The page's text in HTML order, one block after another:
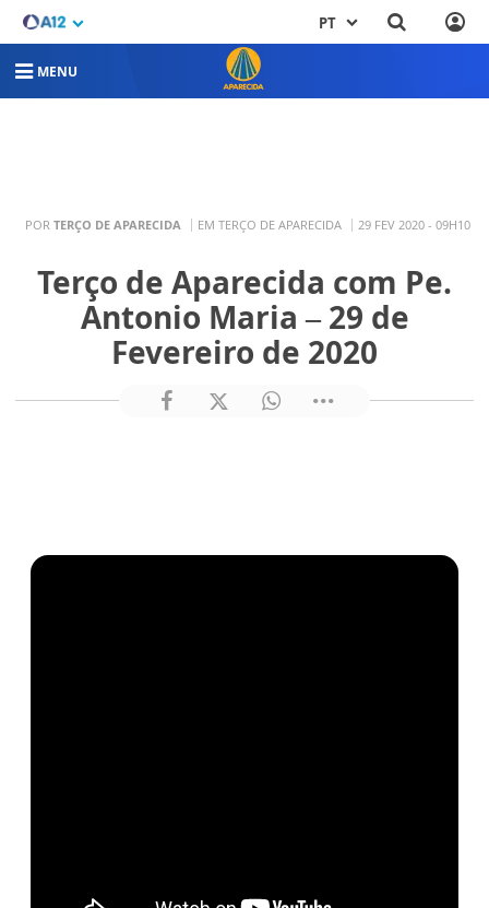
PT
MENU
POR TERÇO DE APARECIDA EM TERÇO DE APARECIDA 29 FEV 2020 - 09H10
Terço de Aparecida com Pe.
Antonio Maria – 29 de
Fevereiro de 2020